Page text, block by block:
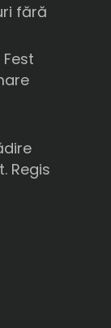
fără
Regis